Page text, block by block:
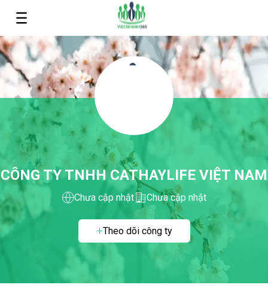
CÔNG TY TNHH CATHAYLIFE VIỆT NAM
Chưa cập nhật Chưa cập nhật
Theo dõi công ty